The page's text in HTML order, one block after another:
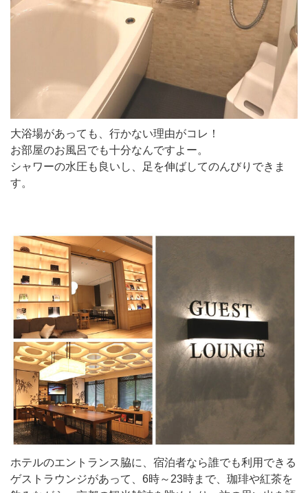
大浴場があっても、行かない理由がコレ！
お部屋のお風呂でも十分なんですよー。
シャワーの水圧も良いし、足を伸ばしてのんびりできま
す。
ホテルのエントランス脇に、宿泊者なら誰でも利用できる
ゲストラウンジがあって、6時～23時まで、珈琲や紅茶を